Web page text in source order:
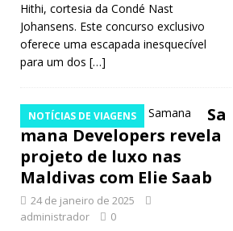
Reef
introduces
luxury with
Ocean
Signature
Hithi, cortesia da Condé Nast
Johansens. Este concurso exclusivo
oferece uma escapada inesquecível
para um dos […]
NOTÍCIAS DE VIAGENS
Sa
mana Developers revela
projeto de luxo nas
Maldivas com Elie Saab
24 de janeiro de 2025
administrador
0